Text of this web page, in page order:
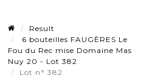
Result
6 bouteilles FAUGÈRES Le
Fou du Rec mise Domaine Mas
Nuy 20 - Lot 382
Lot n° 382